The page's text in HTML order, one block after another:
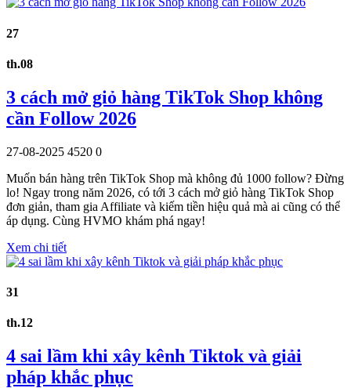
27
th.08
3 cách mở giỏ hàng TikTok Shop không
cần Follow 2026
27-08-2025 4520 0
Muốn bán hàng trên TikTok Shop mà không đủ 1000 follow? Đừng
lo! Ngay trong năm 2026, có tới 3 cách mở giỏ hàng TikTok Shop
đơn giản, tham gia Affiliate và kiếm tiền hiệu quả mà ai cũng có thể
áp dụng. Cùng HVMO khám phá ngay!
Xem chi tiết
31
th.12
4 sai lầm khi xây kênh Tiktok và giải
pháp khắc phục